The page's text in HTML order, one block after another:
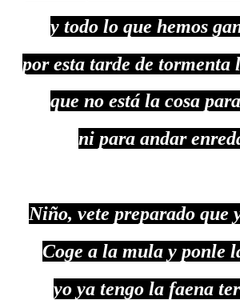
y todo lo que hemos
por esta tarde de tormenta
que no está la cosa
ni para andar
Niño, vete preparado que
Coge a la mula y ponle
yo ya tengo la faena